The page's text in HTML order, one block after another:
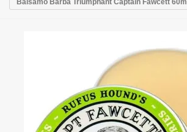
Bálsamo Barba Triumphant Captain Fawcett 60ml